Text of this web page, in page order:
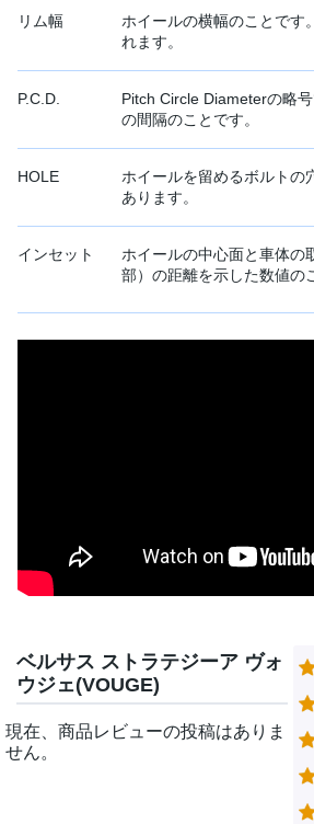
リム幅
ホイールの横幅のことです
れます。
P.C.D.
Pitch Circle Diameterの略
の間隔のことです。
HOLE
ホイールを留めるボルトの
あります。
インセット
ホイールの中心面と車体の
部）の距離を示した数値の
ベルサス ストラテジーア ヴォ
ウジェ(VOUGE)
現在、商品レビューの投稿はありま
せん。